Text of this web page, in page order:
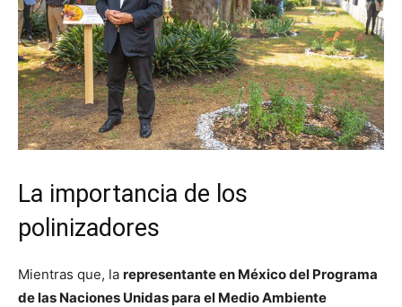
La importancia de los
polinizadores
Mientras que, la representante en México del Programa
de las Naciones Unidas para el Medio Ambiente